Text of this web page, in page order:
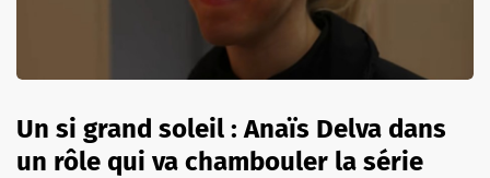
Un si grand soleil : Anaïs Delva dans
un rôle qui va chambouler la série